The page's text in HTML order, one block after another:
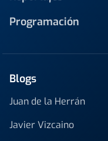
Programación
Blogs
Juan de la Herrán
Javier Vizcaino